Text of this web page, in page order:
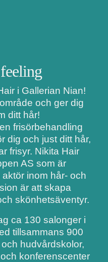
i Gallerian Nian!
och ger dig
ditt hår!
frisörbehandling
dig och just ditt hår,
frisyr. Nikita Hair
AS som är
inom hår- och
är att skapa
skönhetsäventyr.
ca 130 salonger i
tillsammans 900
hudvårdskolor,
konferenscenter